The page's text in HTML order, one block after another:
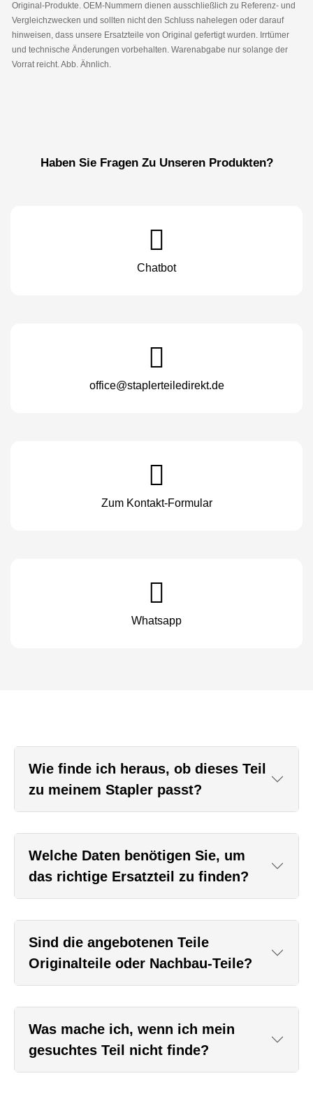
Original-Produkte. OEM-Nummern dienen ausschließlich zu Referenz- und
Vergleichzwecken und sollten nicht den Schluss nahelegen oder darauf
hinweisen, dass unsere Ersatzteile von Original gefertigt wurden. Irrtümer
und technische Änderungen vorbehalten. Warenabgabe nur solange der
Vorrat reicht. Abb. Ähnlich.
Haben Sie Fragen Zu Unseren Produkten?
Chatbot
office@staplerteiledirekt.de
Zum Kontakt-Formular
Whatsapp
Wie finde ich heraus, ob dieses Teil
zu meinem Stapler passt?
Welche Daten benötigen Sie, um
das richtige Ersatzteil zu finden?
Sind die angebotenen Teile
Originalteile oder Nachbau-Teile?
Was mache ich, wenn ich mein
gesuchtes Teil nicht finde?